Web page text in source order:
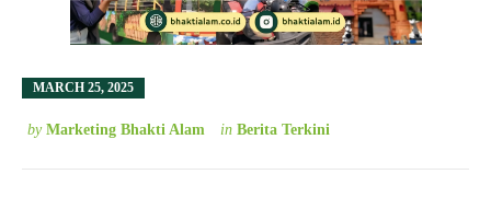
MARCH 25, 2025
by Marketing Bhakti Alam in Berita Terkini